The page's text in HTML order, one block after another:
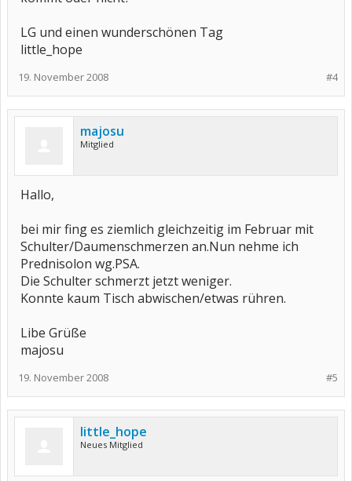
LG und einen wunderschönen Tag
little_hope
#4
19. November 2008
majosu
Mitglied
Hallo,
bei mir fing es ziemlich gleichzeitig im Februar mit
Schulter/Daumenschmerzen an.Nun nehme ich
Prednisolon wg.PSA.
Die Schulter schmerzt jetzt weniger.
Konnte kaum Tisch abwischen/etwas rühren.
Libe Grüße
majosu
#5
19. November 2008
little_hope
Neues Mitglied